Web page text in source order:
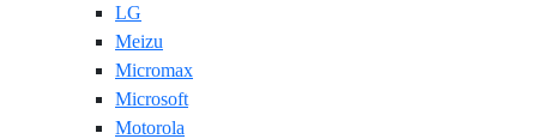
LG
Meizu
Micromax
Microsoft
Motorola